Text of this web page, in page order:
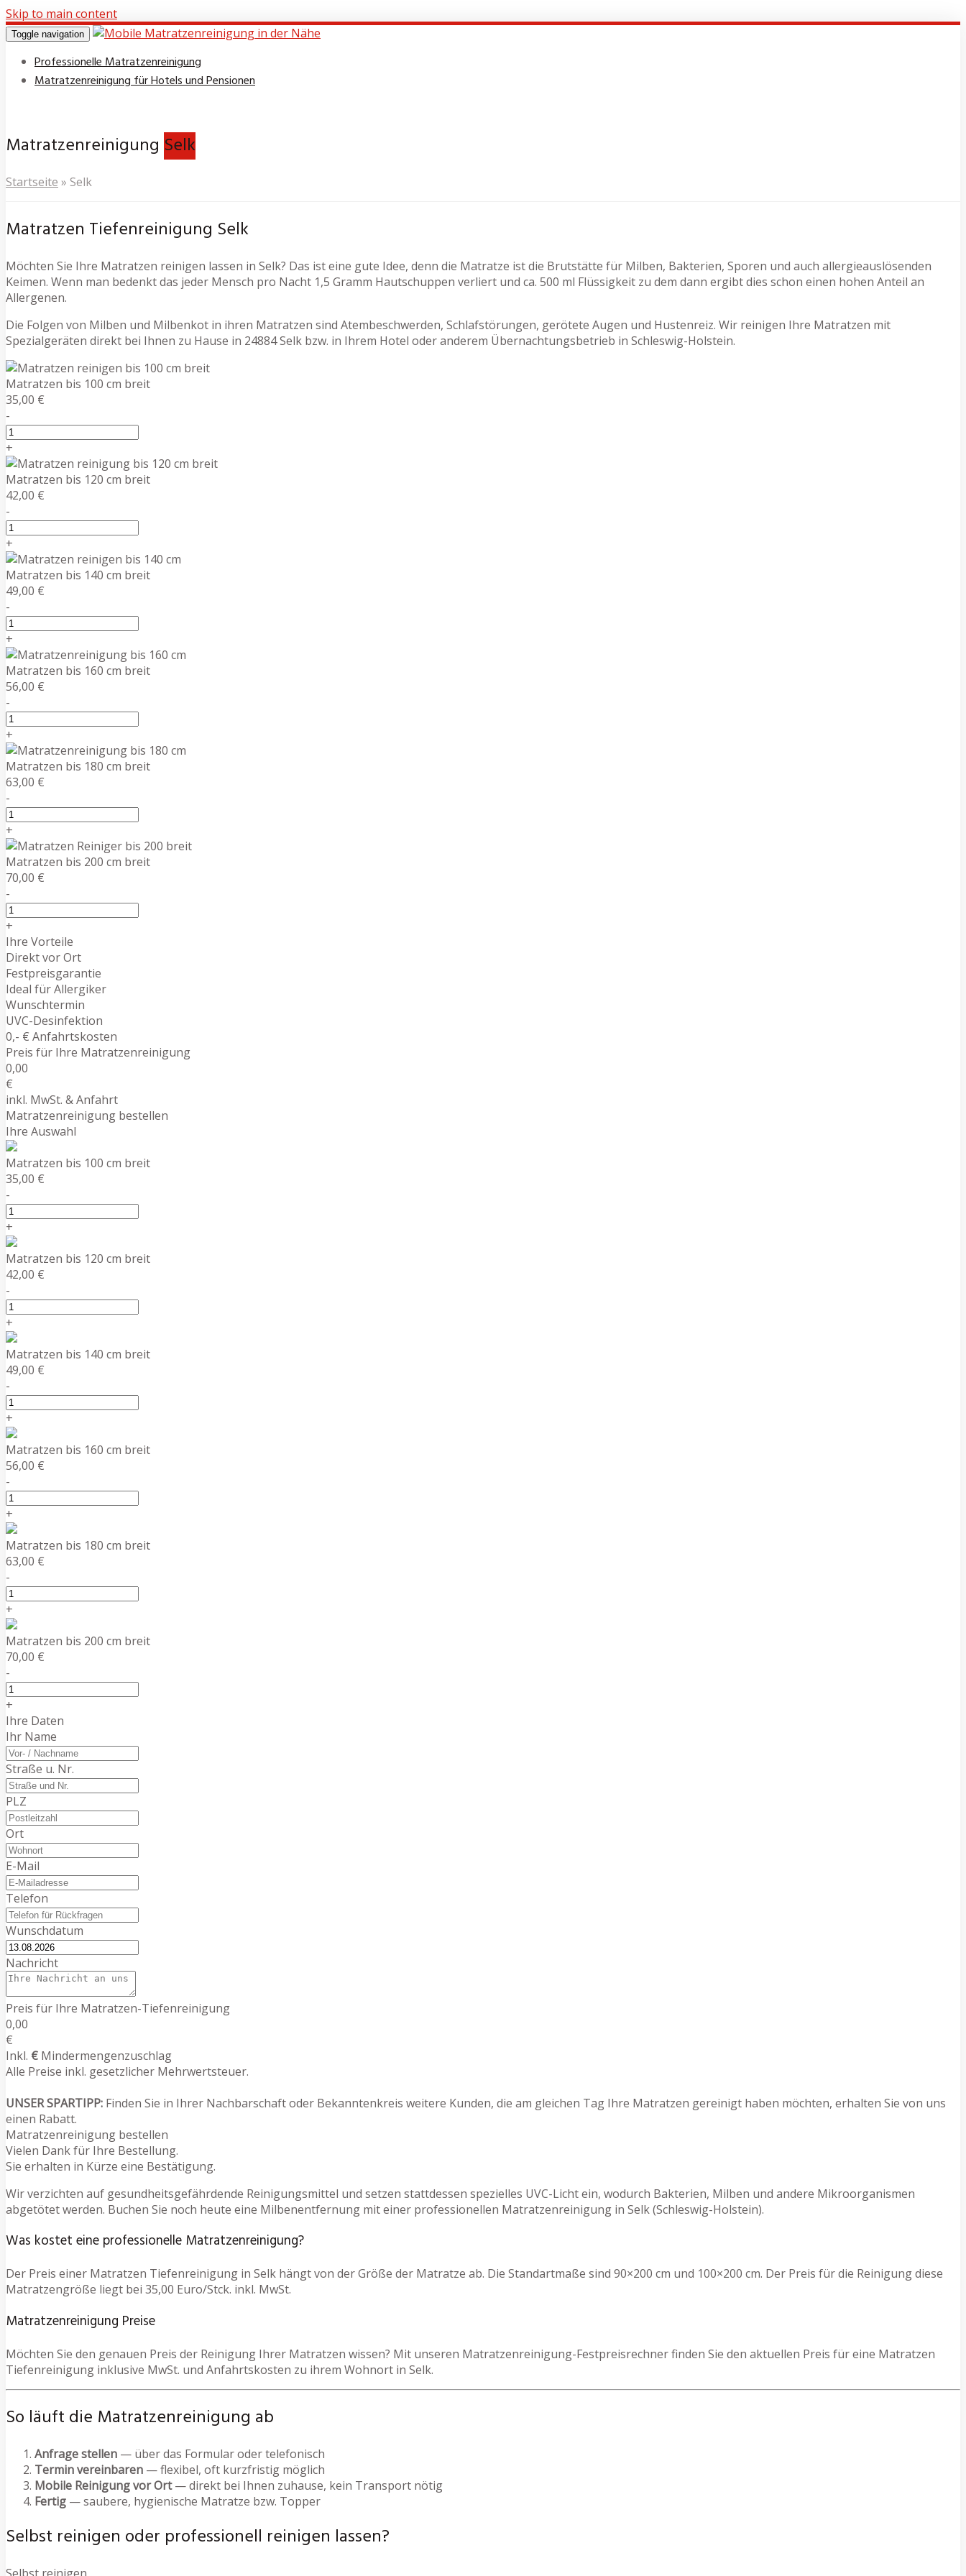
Skip to main content
Toggle navigation
Professionelle Matratzenreinigung
Matratzenreinigung für Hotels und Pensionen
Matratzenreinigung Selk
Startseite » Selk
Matratzen Tiefenreinigung Selk
Möchten Sie Ihre Matratzen reinigen lassen in Selk? Das ist eine gute Idee, denn die Matratze ist die Brutstätte für Milben, Bakterien, Sporen und auch allergieauslösenden
Keimen. Wenn man bedenkt das jeder Mensch pro Nacht 1,5 Gramm Hautschuppen verliert und ca. 500 ml Flüssigkeit zu dem dann ergibt dies schon einen hohen Anteil an
Allergenen.
Die Folgen von Milben und Milbenkot in ihren Matratzen sind Atembeschwerden, Schlafstörungen, gerötete Augen und Hustenreiz. Wir reinigen Ihre Matratzen mit
Spezialgeräten direkt bei Ihnen zu Hause in 24884 Selk bzw. in Ihrem Hotel oder anderem Übernachtungsbetrieb in Schleswig-Holstein.
Matratzen bis 100 cm breit
35,00 €
-
+
Matratzen bis 120 cm breit
42,00 €
-
+
Matratzen bis 140 cm breit
49,00 €
-
+
Matratzen bis 160 cm breit
56,00 €
-
+
Matratzen bis 180 cm breit
63,00 €
-
+
Matratzen bis 200 cm breit
70,00 €
-
+
Ihre Vorteile
Direkt vor Ort
Festpreisgarantie
Ideal für Allergiker
Wunschtermin
UVC-Desinfektion
0,- € Anfahrtskosten
Preis für Ihre Matratzenreinigung
0,00
€
inkl. MwSt. & Anfahrt
Matratzenreinigung bestellen
Ihre Auswahl
Matratzen bis 100 cm breit
35,00 €
-
+
Matratzen bis 120 cm breit
42,00 €
-
+
Matratzen bis 140 cm breit
49,00 €
-
+
Matratzen bis 160 cm breit
56,00 €
-
+
Matratzen bis 180 cm breit
63,00 €
-
+
Matratzen bis 200 cm breit
70,00 €
-
+
Ihre Daten
Ihr Name
Straße u. Nr.
PLZ
Ort
E-Mail
Telefon
Wunschdatum
Nachricht
Preis für Ihre Matratzen-Tiefenreinigung
0,00
€
Inkl. € Mindermengenzuschlag
Alle Preise inkl. gesetzlicher Mehrwertsteuer.
UNSER SPARTIPP: Finden Sie in Ihrer Nachbarschaft oder Bekanntenkreis weitere Kunden, die am gleichen Tag Ihre Matratzen gereinigt haben möchten, erhalten Sie von uns
einen Rabatt.
Matratzenreinigung bestellen
Vielen Dank für Ihre Bestellung.
Sie erhalten in Kürze eine Bestätigung.
Wir verzichten auf gesundheitsgefährdende Reinigungsmittel und setzen stattdessen spezielles UVC-Licht ein, wodurch Bakterien, Milben und andere Mikroorganismen
abgetötet werden. Buchen Sie noch heute eine Milbenentfernung mit einer professionellen Matratzenreinigung in Selk (Schleswig-Holstein).
Was kostet eine professionelle Matratzenreinigung?
Der Preis einer Matratzen Tiefenreinigung in Selk hängt von der Größe der Matratze ab. Die Standartmaße sind 90×200 cm und 100×200 cm. Der Preis für die Reinigung diese
Matratzengröße liegt bei 35,00 Euro/Stck. inkl. MwSt.
Matratzenreinigung Preise
Möchten Sie den genauen Preis der Reinigung Ihrer Matratzen wissen? Mit unseren Matratzenreinigung-Festpreisrechner finden Sie den aktuellen Preis für eine Matratzen
Tiefenreinigung inklusive MwSt. und Anfahrtskosten zu ihrem Wohnort in Selk.
So läuft die Matratzenreinigung ab
Anfrage stellen — über das Formular oder telefonisch
Termin vereinbaren — flexibel, oft kurzfristig möglich
Mobile Reinigung vor Ort— direkt bei Ihnen zuhause, kein Transport nötig
Fertig — saubere, hygienische Matratze bzw. Topper
Selbst reinigen oder professionell reinigen lassen?